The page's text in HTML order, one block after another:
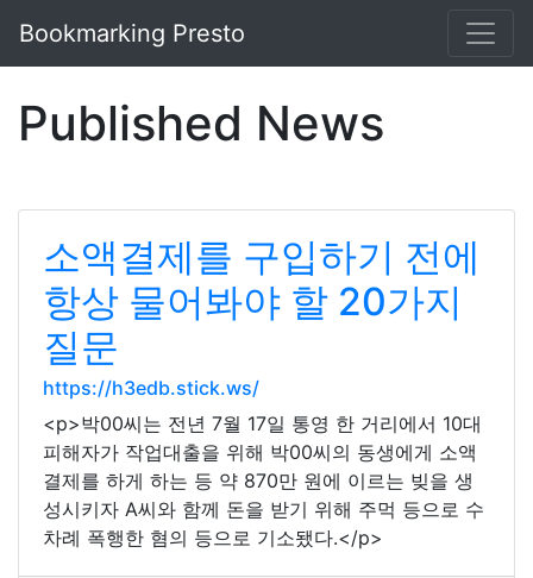
Bookmarking Presto
Published News
소액결제를 구입하기 전에
항상 물어봐야 할 20가지
질문
https://h3edb.stick.ws/
<p>박00씨는 전년 7월 17일 통영 한 거리에서 10대
피해자가 작업대출을 위해 박00씨의 동생에게 소액
결제를 하게 하는 등 약 870만 원에 이르는 빚을 생
성시키자 A씨와 함께 돈을 받기 위해 주먹 등으로 수
차례 폭행한 혐의 등으로 기소됐다.</p>